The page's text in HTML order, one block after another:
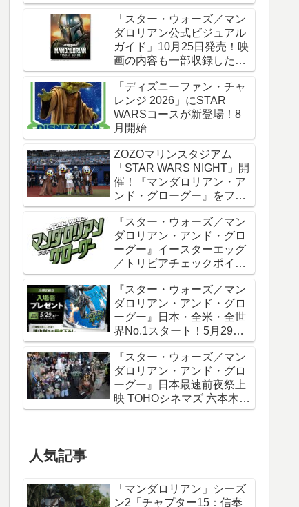
時全話一挙配信
「スター・ウォーズ／マン
ダロリアン公式ビジュアル
ガイド」10月25日発売！映
画の内容も一部収録した邦
訳版
「ディズニーファン・チャ
レンジ 2026」にSTAR
WARSコースが新登場！8
月開始
ZOZOマリンスタジアム
「STAR WARS NIGHT」開
催！『マンダロリアン・ア
ンド・グローグー』をフィ
ーチャー
『スター・ウォーズ／マン
ダロリアン・アンド・グロ
ーグー』イースターエッグ
／トリビアチェックポイン
ト総まとめ【ネタバレ注
意】
『スター・ウォーズ／マン
ダロリアン・アンド・グロ
ーグー』日本・全米・全世
界No.1スタート！5月29日
から諫山創描き下ろしポス
ター＆IMAXポスターが特典
に
『スター・ウォーズ／マン
ダロリアン・アンド・グロ
ーグー』日本最速前夜祭上
映 TOHOシネマズ 六本木ヒ
ルズ リポート！
人気記事
「マンダロリアン」シーズ
ン2「チャプター15：信奉